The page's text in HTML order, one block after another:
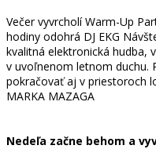
Večer vyvrcholí Warm-Up
hodiny odohrá DJ EKG
kvalitná elektronická hudba,
v uvoľnenom letnom duchu.
pokračovať aj v priestoroch
MARKA MAZAGA
Nedeľa začne behom a